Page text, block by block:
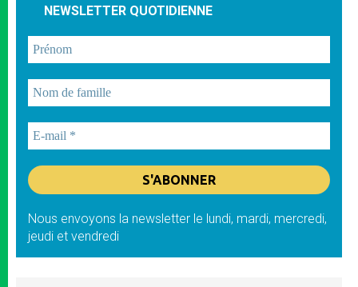
NEWSLETTER QUOTIDIENNE
Nous envoyons la newsletter le lundi, mardi, mercredi,
jeudi et vendredi